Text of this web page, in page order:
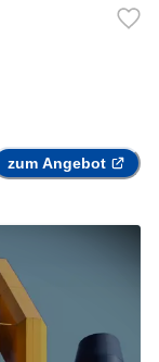
zum Angebot